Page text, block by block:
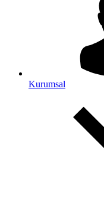
Kurumsal